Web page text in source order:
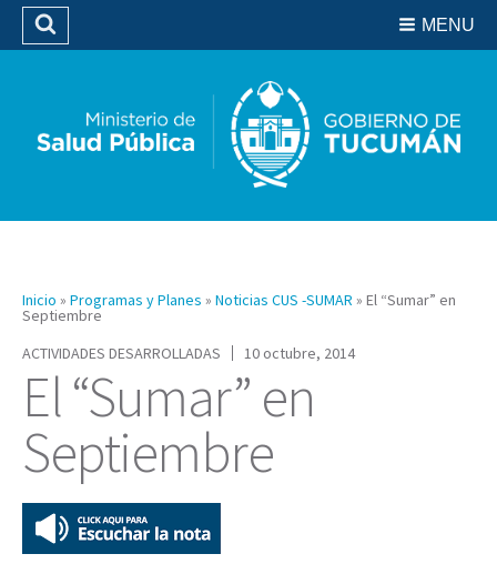
Biblioteca
MENU
Buscar
Inicio » Programas y Planes » Noticias CUS -SUMAR » El “Sumar” en
Septiembre
ACTIVIDADES DESARROLLADAS
10 octubre, 2014
El “Sumar” en
Septiembre